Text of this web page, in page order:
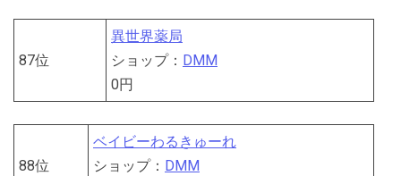
87位
異世界薬局
ショップ： DMM
0円
88位
ベイビーわるきゅーれ
ショップ： DMM